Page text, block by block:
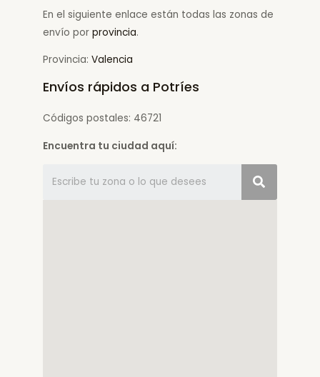
En el siguiente enlace están todas las zonas de
envío por provincia.
Provincia: Valencia
Envíos rápidos a Potríes
Códigos postales: 46721
Encuentra tu ciudad aquí: